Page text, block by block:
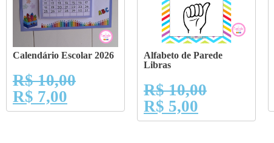
Calendário Escolar 2026
R$10,00
R$ 7,00
Alfabeto de Parede
Libras
R$10,00
R$ 5,00